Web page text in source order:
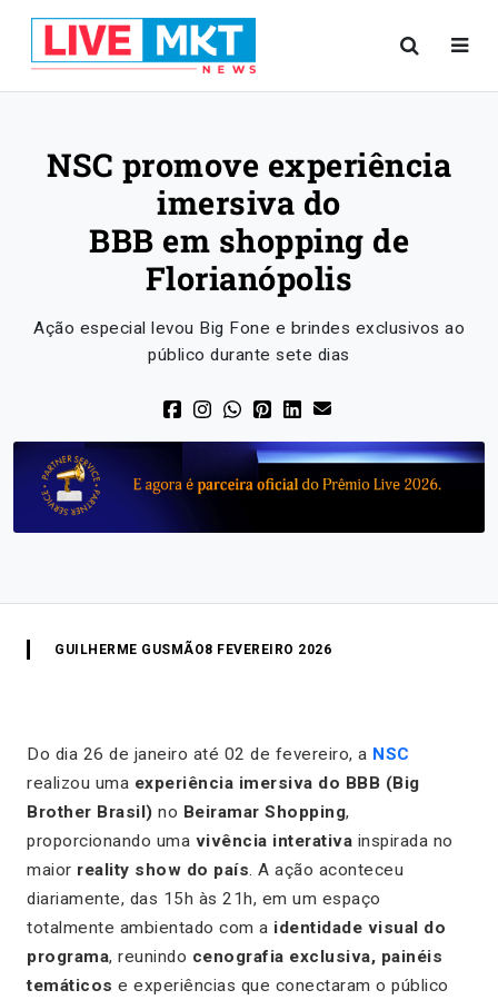
NSC promove experiência
imersiva do
BBB em shopping de
Florianópolis
Ação especial levou Big Fone e brindes exclusivos ao
público durante sete dias
GUILHERME GUSMÃO8 FEVEREIRO 2026
Do dia 26 de janeiro até 02 de fevereiro, a NSC
realizou uma experiência imersiva do BBB (Big
Brother Brasil) no Beiramar Shopping,
proporcionando uma vivência interativa inspirada no
maior reality show do país. A ação aconteceu
diariamente, das 15h às 21h, em um espaço
totalmente ambientado com a identidade visual do
programa, reunindo cenografia exclusiva, painéis
temáticos e experiências que conectaram o público